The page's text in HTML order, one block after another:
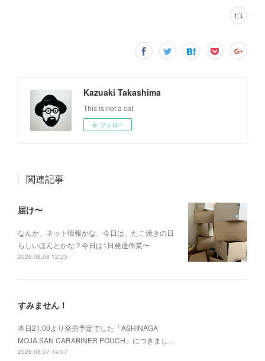
Kazuaki Takashima
This is not a cat.
フォロー
関連記事
届け〜
なんか、ネット情報かな、今日は、たこ焼きの日
らしいほんとかな？今日は1日発送作業〜
2026.08.08 12:33
すみません！
本日21:00より発売予定でした「ASHINAGA
MOJA SAN CARABINER POUCH」につきまし…
2026.08.07 14:07